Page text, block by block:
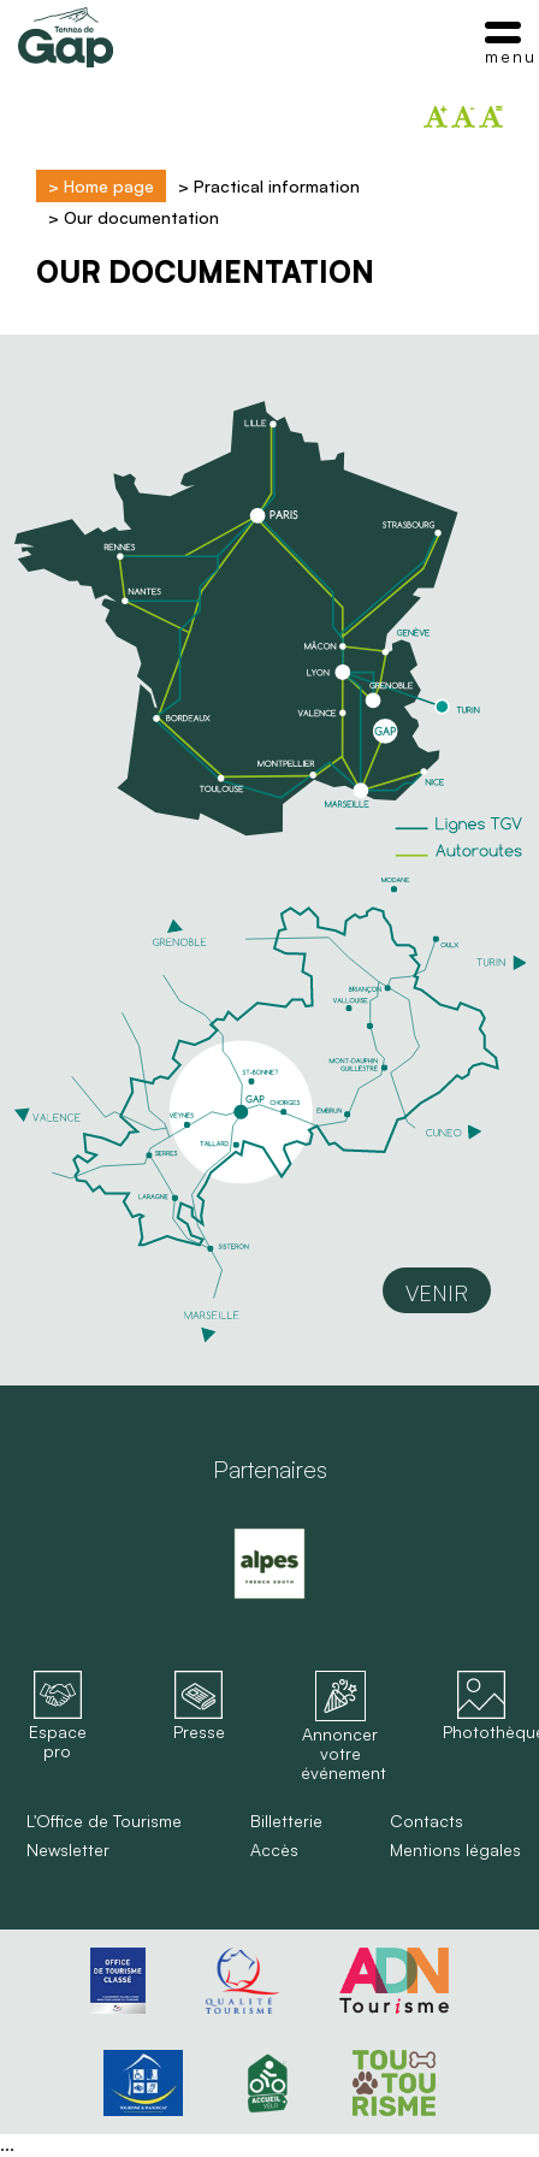
> Home page > Practical information
> Our documentation
OUR DOCUMENTATION
VENIR
Partenaires
Espace
pro
Presse
Annoncer
votre
événement
L'Office de Tourisme
Newsletter
Billetterie
Accès
Contacts
Mentions légales
menu
...